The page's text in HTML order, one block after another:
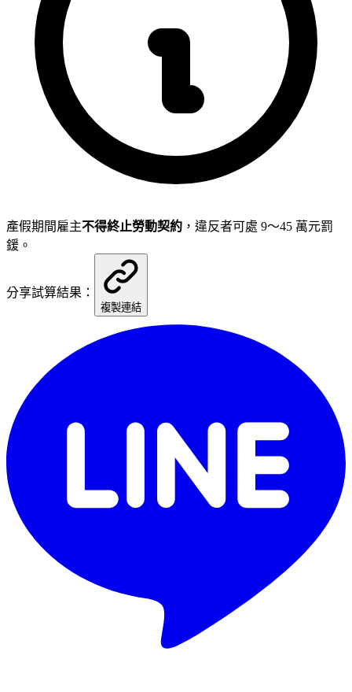
產假期間雇主不得終止勞動契約 ，違反者可處 9～45 萬元罰
鍰。
分享試算結果：
複製連結